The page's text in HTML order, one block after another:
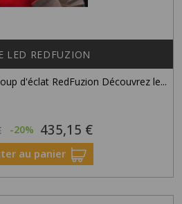
LED REDFUZION
d'éclat RedFuzion Découvrez le...
-20% Prix
435,15 €
au panier